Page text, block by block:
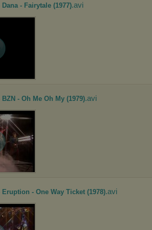
Dana - Fairytale (1977).avi
BZN - Oh Me Oh My (1979).avi
Eruption - One Way Ticket (1978).avi